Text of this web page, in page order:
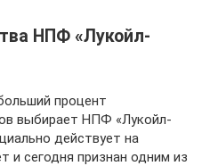
НПФ «Лукойл-
процент
выбирает НПФ «Лукойл-
действует на
и сегодня признан одним из